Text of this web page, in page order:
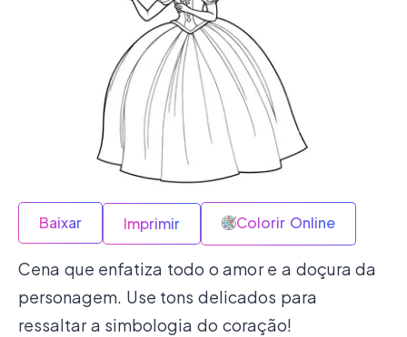
Baixar Imprimir Colorir Online
Cena que enfatiza todo o amor e a doçura da
personagem. Use tons delicados para
ressaltar a simbologia do coração!